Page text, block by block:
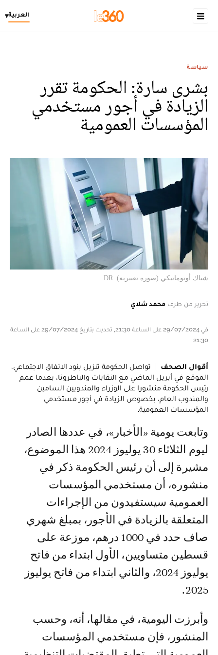
العربية▾
سياسة
بشرى سارة: الحكومة تقرر
الزيادة في أجور مستخدمي
المؤسسات العمومية
شباك أوتوماتيكي (صورة تعبيرية). DR
تحرير من طرف محمد شلاي
في 29/07/2024 على الساعة 21:30, تحديث بتاريخ 29/07/2024 على الساعة
21:30
أقوال الصحف
تواصل الحكومة تنزيل بنود الاتفاق الاجتماعي،
الموقع في أبريل الماضي مع النقابات والباطرونا، بعدما عمم
رئيس الحكومة منشورا على الوزراء والمندوبين السامين
والمندوب العام، بخصوص الزيادة في أجور مستخدمي
المؤسسات العمومية.
وتابعت يومية «الأخبار»، في عددها الصادر
ليوم الثلاثاء 30 يوليوز 2024 هذا الموضوع،
مشيرة إلى أن رئيس الحكومة ذكر في
منشوره، أن مستخدمي المؤسسات
العمومية سيستفيدون من الإجراءات
المتعلقة بالزيادة في الأجور، بمبلغ شهري
صاف حدد في 1000 درهم، موزعة على
قسطين متساويين، الأول ابتداء من فاتح
يوليوز 2024، والثاني ابتداء من فاتح يوليوز
2025.
وأبرزت اليومية، في مقالها، أنه، وحسب
المنشور، فإن مستخدمي المؤسسات